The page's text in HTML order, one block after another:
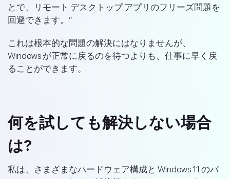
とで、リモート デスクトップ アプリのフリーズ問題を
回避できます。”
これは根本的な問題の解決にはなりませんが、
Windows が正常に戻るのを待つよりも、仕事に早く戻
ることができます。
何を試しても解決しない場合
は?
私は、さまざまなハードウェア構成と Windows 11 のバ